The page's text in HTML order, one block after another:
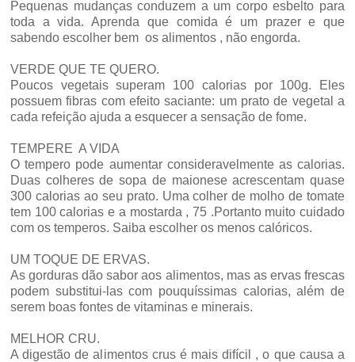
Pequenas mudanças conduzem a um corpo esbelto para
toda a vida. Aprenda que comida é um prazer e que
sabendo escolher bem os alimentos , não engorda.
VERDE QUE TE QUERO.
Poucos vegetais superam 100 calorias por 100g. Eles
possuem fibras com efeito saciante: um prato de vegetal a
cada refeição ajuda a esquecer a sensação de fome.
TEMPERE A VIDA
O tempero pode aumentar consideravelmente as calorias.
Duas colheres de sopa de maionese acrescentam quase
300 calorias ao seu prato. Uma colher de molho de tomate
tem 100 calorias e a mostarda , 75 .Portanto muito cuidado
com os temperos. Saiba escolher os menos calóricos.
UM TOQUE DE ERVAS.
As gorduras dão sabor aos alimentos, mas as ervas frescas
podem substitui-las com pouquíssimas calorias, além de
serem boas fontes de vitaminas e minerais.
MELHOR CRU.
A digestão de alimentos crus é mais difícil , o que causa a